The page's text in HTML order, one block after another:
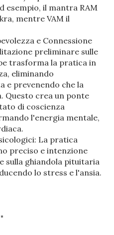
esempio, il mantra RAM
mentre VAM il
e Connessione
preliminare sulle
trasforma la pratica in
eliminando
e prevenendo che la
Questo crea un ponte
di coscienza
l'energia mentale,
La pratica
preciso e intenzione
sulla ghiandola pituitaria
lo stress e l'ansia.